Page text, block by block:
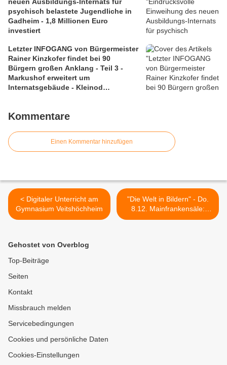
psychisch belastete Jugendliche in
Gadheim - 1,8 Millionen Euro
investiert
Letzter INFOGANG von Bürgermeister
Rainer Kinzkofer findet bei 90
Bürgern großen Anklang - Teil 3 -
Markushof erweitert um
Internatsgebäude - Kleinod
Kommentare
Einen Kommentar hinzufügen
< Digitaler Unterricht am
Gymnasium Veitshöchheim
"Die Welt in Bildern" - Do.
8.12. Mainfrankensäle:
"Patagonien- ein Jahr
Gehostet von Overblog
Top-Beiträge
Seiten
Kontakt
Missbrauch melden
Servicebedingungen
Cookies und persönliche Daten
Cookies-Einstellungen